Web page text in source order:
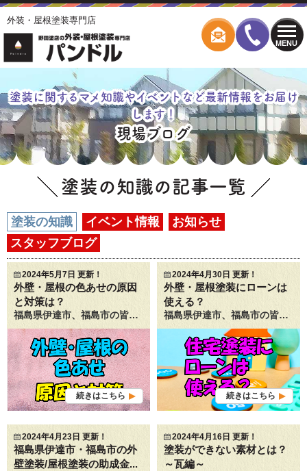
MENU
外装・屋根塗装専門店
塗装に関するマメ知識やイベントなど最新情報をお届け
します！
現場ブログ
塗装の知識の記事一覧
塗装の知識 イベント情報
お知らせ
スタッフブログ
2024年5月7日 更新！
外壁・屋根の色あせの原因
と対策は？
福島県伊達市、福島市の皆さまこんにちは！ 福島県伊達市の屋根・外壁塗装専門店 パンドル マチルダです☻ 今回のブログは、 外壁・屋根の色あせの原因と対策は？ というテーマで書いてみたいと思います。 福島県伊達市・福島市で外壁・屋根塗装をご検討中の皆さまの 参考になれば幸いです。 [toc] 【ふとした時に気づく外壁・屋根の色あせ】 皆さまがご自宅の塗り替えを検討し始める（し始めた）きっかけはどのようなことでしょうか？ ・前回の塗り替え時に、次は〇年後と決めていた ・ご近所さんが塗り替えをしているのを見て ・塗装店の折り込みチラシを見て ・訪ねてきた業者にすすめられて などなど、 ご自宅の塗り替えを検討し始めるきっかけは、いろいろあると思います。 上記に加えて多いのが、 “自宅の外壁や屋根をふと見たときに、色あせが気になったから” というお声です。 毎日過ごしているお家ですが、外壁や屋根をまじまじと見る機会はそんなにないですよね。 ある時ふと眺めると、結構色あせていたんだな・・・と気づく方が多いようです。 そして、いちど気になってしまうと、毎日過ごすお家だからこそ 早く美しい状態に戻したいという気持ちが沸き起こってくると思います。 そして、なるべく次は美しい状態を長くキープしたいと思う方が 多いのではないでしょうか。 そこで今回は、そんな皆さまのお悩みに寄り添うべく 外壁の色あせの原因と対策についてまとめてみようと思います。 【外壁・屋根の色あせの原因とは】 まずは、外壁・屋根が色あせる原因からみていきたいと思います。 皆さまは、どんなことがきっかけで外壁や屋根が色あせてくると思いますか？ いくつか原因がありますので、ひとつずつご説明していきます。 また、色あせを防ぐための対策もあわせてご紹介しますので ぜひ参考になさってください。 ①紫外線 外壁・屋根が色あせる原因のひとつ目は、紫外線です。 外壁や屋根には日光が降り注ぎます。 日光に含まれる紫外線には、塗料に含まれる物質と反応して 塗料の劣化を早めてしまうというマイナス面があります。 この紫外線にさらされることによって、 塗料に含まれる顔料の成分が紫外線によって破壊され、 屋根や外壁に塗った塗料の色があせてしまうのです。 日光が降り注ぐことは避けることができないですが、 紫外線による色あせを防ぐための対策もあります。 最近は塗料も進化していて、 紫外線と反応して塗料の劣化を進ませる物質（ラジカル）の 発生を抑える塗料も開発されています。 ラジカル制御型塗料と呼ばれるもので、 当店でもラジカル制御型塗料を積極的に採用しています。 この塗料を用いることで塗料が長持ちし、次の塗り替えまでの期間を長くすることができます。 またこの塗料は、紫外線によって顔料の成分が破壊されるのも抑えてくれるので、 色あせ防止にもなります。 紫外線の影響を完全に防ぐことはできないので 経年とともに色あせてきてしまうのは仕方のないことですが、 こうした改良された塗料を使って少しでも長持ちさせる工夫をすることが可能です。 ②酸性雨・錆 外壁や屋根の色あせの原因の２つ目は、酸性雨・錆です。 酸性雨とは・・・ 工場の稼働や自動車の利用などの人間活動を起源として発生した二酸化硫黄や窒素酸化物が 空気中の水分と結びつき、それが雲に溶け込み、雨となって地上に降り注いだものをいいます。 この酸性雨が樹木に降り注ぐと木の葉の色が変わってしまったり、 地面に蓄積されると土壌の成分が変わり、木々が枯れる原因となるなど、 環境に悪い影響を及ぼします。 そして、酸性雨は住宅などに使われている壁材や屋根材にも悪影響を及ぼします。 コンクリートの境目に酸性雨が入り込むと、コンクリートの成分が溶けだし、 表面が白く変色します。 それにより、外壁の色があせて見えてしまうのです。 また、酸性雨は強い酸性の性質を持つため、金属を腐食させます。 いわゆる錆が発生した状態です。 金属サイディングや鉄板屋根などは、腐食が進みやすい素材のため、 定期的な塗り替えによる防錆のメンテナンスが大切となります。 酸性雨は自然現象なので防ぐことは難しいですが、 酸性雨への対策がないわけではありません。 酸性雨に強い屋根材・外壁材というものが存在します。 酸性雨が屋根や壁に降り注ぐのを防ぐことはできなくても、 酸性雨に強い屋根材・外壁材を使用して家を建てるという対策をとることができます。 酸性雨に強い屋根材・外壁材にはどんなものがあるのでしょうか。 屋根材でいうと、ガルバリウム鋼板の屋根は酸性雨に強いとされていて、 外壁材では、樹脂系のサイディングの外壁が酸性雨に強いと言われています。 もし屋根材・外壁材を交換するご予定がある方は、 酸性雨の影響もひとつの判断材料としてご検討いただくと良いかもしれません。 ③コケやカビ 外壁・屋根が色あせる原因の３つ目は、コケやカビです。 この場合には、色あせというよりも、コケやカビの発生によって外壁や屋根が変色してしまい、 色があせたように見えるということになります。 コケやカビは湿度の高い場所に発生することが多く、 住宅の北側や日光の当たりにくい場所に多く見られます。 外壁の一部が緑ががって見える、黒ずんで見えるという場合は、 コケやカビを原因とした変色だと思われます。 そしてこれを「ただ色が変わっただけ」ということで放置してしまうと、 表面だけではなく、外壁材や屋根材そのものを腐らせてしまったり、 反りや剥がれの原因となることもあるので要注意です。 高圧洗浄でコケやカビを落とすこと、定期的に塗り替えをして コケやカビの発生を防ぐことが大切です。 ④コーキング剤のブリード現象 外壁・屋根が色あせる原因の４つ目は、コーキング剤のブリード現象です。 コーキング剤とは、外壁材の継ぎ目（目地）などに注入されている防水材のことです。 このコーキング材は、目地のすき間から住宅内へ雨水が浸入するのを防ぐという 大切な役割を持っています。 しかし、経年によりコーキング剤に含まれる「可塑剤」という成分が表面に浮き出てくることで、 コーキング周辺の外壁に黒いしみのようなものを作ってしまうのです。 コーキング周りの外壁が黒ずんで見えるので、 外壁が色あせたように見えてしまうというわけです。 これをコーキング剤のブリード現象といいます。 最近は「可塑剤」の含有量を大幅に減らした「ノンブリードタイプ」のコーキング剤が 開発されているので、これを使うことでブリード現象を抑えることが可能です。 しかし、現在塗り替え時期を迎えている住宅ではまだノンブリードタイプのものを 使用していない場合も多いので、ブリード現象が発生している住宅も多くあります。 このブリード現象を防ぐ対策としては、目地のコーキング剤をいちど撤去して、 新たにノンブリードタイプのコーキング剤で目地を埋める方法があります。 コーキング剤は経年とともに劣化するので、劣化してきたら打ち替える必要があります。 劣化したタイミングで、ノンブリードタイプに切り替えることをおすすめします。 もしくは、まだ打ち替えには早いけれど、外壁の塗装は行うという場合には、 現状のコーキング剤の上から、可塑剤が浮き出るのを防ぐ専用のプライマーを塗り、 その上から塗装を行うという方法もあります。 こうすることにより、目地のブリード現象を防ぎながら外壁の塗り替えをすることが可能です。 ⑤施工不良 外壁・屋根が色あせる原因の５つ目は施工不良です。 塗装工事がきちんと施工されなかった場合に、 色あせや変色が起こってしまう可能性があるのです。 それでは、どんな場合に色あせや変色が起こってしまうのでしょうか。 ⑴洗浄不足 ⑵屋根材や外壁材の種類に適さない塗料での塗装 ⑶下塗りが不十分 ⑷中塗り・上塗りが不十分 上記のような場合には、早ければ１～２年で 塗料の色あせや変色が起こってしまうこともあります。 せっかく塗装工事を行ったのに、工事の品質が低かったために すぐに色あせや変色が起こってしまっては大変です。 各工程をしっかりと行っているかどうか、各工程の報告が きちんとなされているかをご確認いただき、 不備がある場合には施工会社へ確認されることをおすすめします。 なお、当店では、各工程を写真で撮影しながら工事を進め、 お客様へご説明させて頂いておりますので、 安心してお任せください。 【色あせしにくい色とは】 ここまで、外壁や屋根の色あせの原因と対策についてご紹介してきました。 上記のような対策をとりながら定期的なメンテナンスを行って頂くことをおすすめします。 さて、それでは、色あせしにくい塗装色というのはあるのでしょうか？ 現在使われている塗料は、改良が進み、昔と比べて色あせや変色に強くなっているので、 色の違いで、色あせしやすい/しにくいという大きな差はなくなってきています。 しかし、強いて言うなら、色あせしにくい色は 白・黒・青の３色と言うことができます。 ですが、一方で白や黒は汚れが目立ちやすいという弱点もあります。 その観点からみると、 ベージュ・ブラウン・グレー といった、白や黒に近く、汚れが目立ちにくい色の方が トータル的に見て、色あせや変色が目立ちにくい色だと言えます。 色あせや変色の心配をなるべく減らして塗り替えをしたいという方は、 ベージュ・ブラウン・グレーでの塗装をご検討いただくとよいかもしれません。 こう聞くと、なんだか選択肢が少ないように感じられるかもしれないですね。 しかし、上記３色にも、 さまざまな色相・明るさ・鮮やかさのバリエーションがあります。 お好みに合わせて、ご自身の好きなベージュ、ブラウン、グレーを見つけていただける 楽しみがありますので、ご安心ください。 当店では、色あせの不安を解消しながら、ご自分らしい塗り替えが実現できるよう、 精一杯お客さまの塗り替えのサポートをさせていただきます。 お気軽にお声掛け頂ければ幸いです。 【外壁・屋根の色あせについてお悩みの時は】 今回は、外壁・屋根の色あせの原因と対策についてご紹介してきました。 少しでも皆さまのお悩み解消につながれば嬉しいです。 外壁や屋根の色あせでお悩みがありましたら ぜひ当店までお気軽にご相談頂ければ嬉しいです。 ここまで読んで頂き、ありがとうございます。 【皆さまのお悩みにお答えします】 外壁・屋根塗装をご検討中の皆さまは、 さまざまな不安や疑問をお持ちではないでしょうか？ 当店では、 「費用はどれくらいかかるの？」 「塗料の種類や色は？」 といった皆さまのご質問にお答えします。 塗装についての不安や疑問をお持ちの皆さま、 ぜひお気軽にショールームへお立ち寄りください。 当店ではお客さまに気持ちの良い工事をご提供するため 日々、品質・サービスの向上に取り組んでいます。 以下はその一部です。 費用と見積もりの透明性 当店では「無料お見積」を実施しております。 事前に「費用」「単価」の全てを開示し、お客様が納得された上で工事を進めます。 不透明な費用は一切ございませんのでご安心ください。 また、「助成金」や「補助金」を利用して、費用負担を軽減する方法もご提案いたします。 「塗り替えの相場はどのくらい？」 「他社で見積をとったけれど、この金額は適正なの？」 といった不安・疑問にもお答えいたします。 お気軽にご相談ください。 品質への自信 当店では、高品質でコストパフォーマンスに優れた「ハイブリッドシリコン塗料」や 高性能で長持ちする「フッ素塗料」「無機塗料」など、 多種多様な高品質な塗料を取り揃えています。 お客さまからご指定がない場合には、 創業７１年の経験から確信をもっておすすめできる国内トップメーカーの塗料を使用。 お客さまが塗装後に安心して長く安全にお住まいいただける塗装工事をご提供しています。 もちろん、お客様のご希望のメーカーやシリーズがあればご指定の塗料で塗装いたしますので、 塗料のご相談やご質問も何なりとお申し付けください。 数年から十数年に一度の塗り替えです。 とことん品質を追求して施工させていただきます。 お客さまもとことん、ご自身のご要望をスタッフまでお伝えください。 デザインの多様性 「ツヤあり」「ツヤなし」といった光沢の違いでも、 塗装後の仕上がりのイメージは変わってきます。 当店では、お客さまが塗装後のイメージをつかみやすいよう、 様々な色見本や塗板をご用意しております。 また、ショールームにはカラーシミュレーターを完備。 ご自宅のお写真を使って、画面上でさまざまな塗装色をお試しいただけます。 また当店はWBアートなどのデザイン性の高い多彩仕上工法での塗装も承っております。 「多彩仕上げで塗装したいけど、どこの塗装店に頼めばいいの？」 とお悩みになっている方がいらっしゃいましたら、ぜひ当店までお声掛けください。 アフターサービスと保証 外壁塗装は、一度完了すれば終わりではありません。 お客さまが外壁塗装の施工会社を選ぶ際、価格や仕上がりの美しさだけでなく、 施工後のフォローアップがどれだけ充実しているかも重要な判断基準になると思います。 当店では施工後の「保証期間」を設けており、 施工後に発生した不具合にも迅速に対応しますのでご安心ください。 気候条件や時間の経過などさまざまな原因によって 予期せぬ問題が発生する場合もあります。 その場合には、どうして問題が発生したのかという原因を追究し、 適切な対処の方法をご提案いたします。 お客さまが施工後にも連絡や相談をしやすいお店づくりを心掛けております。 ご心配・ご不明な点があった場合には、お気軽にご連絡いただきたいと思います。 【春の塗り替え承り中】 春はご自宅の外壁・屋根の塗り替えに最適な季節です
続きはこちら
2024年4月30日 更新！
外壁・屋根塗装にローンは
使える？
福島県伊達市、福島市の皆さまこんにちは！ 福島県伊達市の屋根・外壁塗装専門店 パンドル マチルダです☻ ゴールデンウィーク真っ只中ですが、皆さまいかがお過ごしですか？ 気持ちの良いお天気が続いていて、絶好の行楽日和ですね。 当店は、ゴールデンウィーク期間中、 日曜日と祝日を除いて、毎日営業しておりますので 塗装に関することでお悩みがございましたらお気軽にお立ち寄りください。 （５月３日～６日が店休となります） また、お電話やメールでのお問い合わせは、随時承っております。 留守番電話にメッセージを残していただけましたら、 折り返しご連絡差し上げますので、ご遠慮なくお電話いただけますと幸いです。 なお、当店の営業時間は、下記の通りです。 平日：午前９時～昼１２時 午後１時～午後５時 土曜：午後１時～午後５時 さて、今回のブログは、 外壁・屋根塗装にローンは使える？ というテーマで書いてみたいと思います。 福島県伊達市・福島市で外壁・屋根塗装をご検討中の皆さまの 参考になれば幸いです。 [toc] 【外壁・屋根塗装にかかる費用の悩み】 ご自宅の塗り替えをする際、いちばん気になることは、 塗装にかかる費用だと思います。 数年に一度の塗り替えには、数十万円から百万円を超える費用がかかります。 これは家計にとって大きな出費ですよね。 なるべく工事代金を抑えて塗り替えをしたいところです。 前回のブログでは、福島県伊達市と福島市、そして近隣の桑折町、国見町で実施している 塗装に利用できる助成金や補助金のご紹介をしました。 塗り替えの費用を抑えるためには、こうした助成金や補助金を利用するのがひとつの方法です。 また、次の塗り替えに備えて、数年間かけてお金を積み立てておくといった、 計画的な準備も有効ですよね。 しかしながら、昨今の物価高や、子育て・介護にかかる費用の捻出、 予測できない出費が重なるなど、なかなか計画通りにいかないというのが 現実的なところではないでしょうか。 それでも、定期的なご自宅のメンテナンスは続けていかなければなりません。 費用はなるべく抑えて塗り替えたいというのが皆さまの本音だと思いますが、 安ければそれでいいというわけでもないですよね。 安くても品質が悪い、もしくは品質が良くても価格が高いなど、 仕上がりと費用のバランスが取れない塗装工事は、お客さまの 満足度を下げる要因となりますし、 品質の低い塗装工事は、劣化が進みやすく、次の塗り替え時期が 早まってしまう可能性もあります。 価格と品質のバランスが大変重要です。 塗装工事の施工店を決める際にはぜひ、 品質と価格の両面からご検討いただくことをおすすめします。 当店では、適正な価格で高品質な塗装工事をお客さまに提供しております。 ぜひいちどご相談頂ければ幸いです。 【外壁・屋根塗装代金の支払い方法】 外壁・屋根塗装の工事代金の支払い方法にはどんなものがあるでしょうか。 施工会社によって取り扱いは異なりますが、 当店では、現金払い・銀行振込・クレジットカード払いから お客さまのご都合のよい方法をお選びいただいております。 また、お客さまご自身で、各種住宅ローンやリフォームローンを組んで頂き、 当店へ現金または銀行振込でお支払いいただくことも可能です。 【ローン払いのメリット】 塗装工事代金の支払い方法で、ローン払いを選択した場合の メリット・デメリットにはどんなものがあるでしょうか。 まずはメリットから。 ・毎月一定額を支払いをすれば良く、手元にまとまった資金を残しておくことができる ・お金が貯まるまで外壁や屋根の劣化を放置することなく、すぐに工事ができる ・妥協せずに希望の塗装プランを選択できる ローン払いを選択することで、こうしたメリットがあります。 手元にまとまった資金を残しておくことで、 お子様の学業にかかるお金や、親御さんの介護にかかるお金など、 今後予想される出費に備えることができますし、 ご自宅の外壁や屋根の劣化を放置することなく、 適切な時期に安心して塗り替えができることが最大のメリットだと思います。 また、妥協のない塗装プランを選択することで、長持ちする塗料を選び、 次回の塗り替えまでの期間を延ばすことも可能になります。 長い目でみると、塗装にかかるコストを抑えることができるというのも ローン払いのメリットのひとつです。 【ローン払いのデメリット】 ローン払いを選択した場合のデメリットにはどんなものがあるでしょうか。 ローン払いを選択すると、工事代金に加えて借入先への金利の支払いが必要となり、 現金払いよりも支払い総額が大きくなります。 これがローン払いを選択した場合のデメリットです。 金利については、利用するローンの種類や借入条件によって異なりますが、 有担保ローンを利用すると金利を抑えることができる場合が多いです。 有担保ローンと無担保ローンで金利にどのくらいの差があるのかというと、 有担保ローンの金利は０．３％から。 無担保ローンの金利は３％～１８％程度と、大きな開きがあります。 有担保ローンは審査が厳しく、手続きに時間がかかることが多いので、 工事発注前に、余裕をもって申請手続きをされると良いと思います。 なお、すでに契約している住宅ローンやリフォームローンがある場合には、 同じ借入先でローンを組むと金利の優遇を受けられることがありますので、 契約している銀行やローン会社へご相談されることをおすすめします。 【ローン払いのご相談は】 当店でも、各種ローンを使ったお支払いを承っております。 ローン払いについてご不明な点などがありましたら、 お問い合わせください。 お客さまの疑問・不安が解消されるよう、 サポートさせていただきます。 家計に無理のないお支払いの方法をご選択いただくことも、 塗装工事の発注にとても大切なことです。 皆さまのご自宅を、定期的なメンテナンスによって いつまでも大切にお住まい頂けることを願っています。 ご不明点などございましたらお気軽にお問い合わせください。 今回は、塗装工事の支払い方法のうち、 ローン払いについてご紹介しました。 ここまで読んで頂きありがとうございます。 【皆さまのお悩みにお答えします】 外壁・屋根塗装をご検討中の皆さまは、 さまざまな不安や疑問をお持ちではないでしょうか？ 当店では、 「費用はどれくらいかかるの？」 「塗料の種類や色は？」 といった皆さまのご質問にお答えします。 塗装についての不安や疑問をお持ちの皆さま、 ぜひお気軽にショールームへお立ち寄りください。 当店ではお客さまに気持ちの良い工事をご提供するため 日々、品質・サービスの向上に取り組んでいます。 以下はその一部です。 費用と見積もりの透明性 当店では「無料お見積」を実施しております。 事前に「費用」「単価」の全てを開示し、お客様が納得された上で工事を進めます。 不透明な費用は一切ございませんのでご安心ください。 また、「助成金」や「補助金」を利用して、費用負担を軽減する方法もご提案いたします。 「塗り替えの相場はどのくらい？」 「他社で見積をとったけれど、この金額は適正なの？」 といった不安・疑問にもお答えいたします。 お気軽にご相談ください。 品質への自信 当店では、高品質でコストパフォーマンスに優れた「ハイブリッドシリコン塗料」や 高性能で長持ちする「フッ素塗料」「無機塗料」など、 多種多様な高品質な塗料を取り揃えています。 お客さまからご指定がない場合には、 創業７１年の経験から確信をもっておすすめできる国内トップメーカーの塗料を使用。 お客さまが塗装後に安心して長く安全にお住まいいただける塗装工事をご提供しています。 もちろん、お客様のご希望のメーカーやシリーズがあればご指定の塗料で塗装いたしますので、 塗料のご相談やご質問も何なりとお申し付けください。 数年から十数年に一度の塗り替えです。 とことん品質を追求して施工させていただきます。 お客さまもとことん、ご自身のご要望をスタッフまでお伝えください。 デザインの多様性 「ツヤあり」「ツヤなし」といった光沢の違いでも、 塗装後の仕上がりのイメージは変わってきます。 当店では、お客さまが塗装後のイメージをつかみやすいよう、 様々な色見本や塗板をご用意しております。 また、ショールームにはカラーシミュレーターを完備。 ご自宅のお写真を使って、画面上でさまざまな塗装色をお試しいただけます。 また当店はWBアートなどのデザイン性の高い多彩仕上工法での塗装も承っております。 「多彩仕上げで塗装したいけど、どこの塗装店に頼めばいいの？」 とお悩みになっている方がいらっしゃいましたら、ぜひ当店までお声掛けください。 アフターサービスと保証 外壁塗装は、一度完了すれば終わりではありません。 お客さまが外壁塗装の施工会社を選ぶ際、価格や仕上がりの美しさだけでなく、 施工後のフォローアップがどれだけ充実しているかも重要な判断基準になると思います。 当店では施工後の「保証期間」を設けており、 施工後に発生した不具合にも迅速に対応しますのでご安心ください。 気候条件や時間の経過などさまざまな原因によって 予期せぬ問題が発生する場合もあります。 その場合には、どうして問題が発生したのかという原因を追究し、 適切な対処の方法をご提案いたします。 お客さまが施工後にも連絡や相談をしやすいお店づくりを心掛けております。 ご心配・ご不明な点があった場合には、お気軽にご連絡いただきたいと思います。 【春の塗り替え承り中】 春はご自宅の外壁・屋根の塗り替えに最適な季節です
続きはこちら
2024年4月23日 更新！
福島県伊達市・福島市の外
壁塗装/屋根塗装の助成金...
2024年4月16日 更新！
塗装ができない素材とは？
～瓦編～